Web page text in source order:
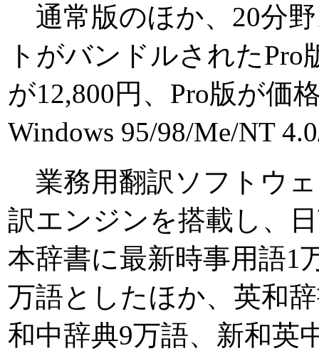
通常版のほか、20分
トがバンドルされた
が12,800円、Pro版が価
Windows 95/98/Me/NT
業務用翻訳ソフトウ
訳エンジンを搭載し、
本辞書に最新時事用語1
万語としたほか、英和
和中辞典9万語、新和英